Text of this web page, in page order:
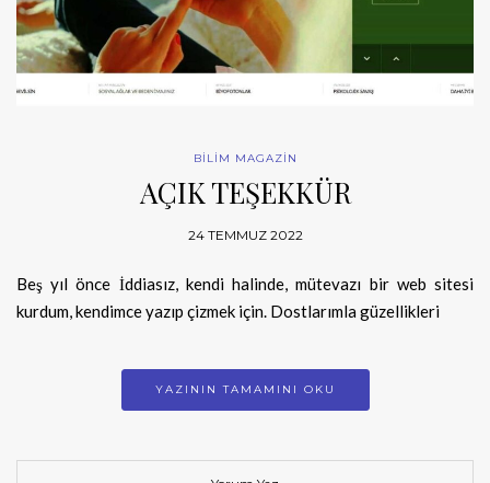
BİLİM MAGAZİN
AÇIK TEŞEKKÜR
24 TEMMUZ 2022
Beş yıl önce İddiasız, kendi halinde, mütevazı bir web sitesi
kurdum, kendimce yazıp çizmek için. Dostlarımla güzellikleri
YAZININ TAMAMINI OKU